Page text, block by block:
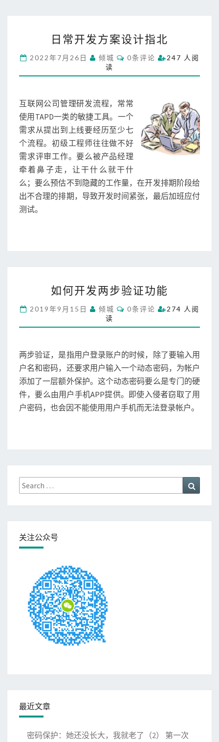
常
发
方
计
指
北
日常开发方案设计指北
2022年7月26日 倾城
C
O
M
T
S
0条评论
247 人阅
读
互联网公司管理研发流程，常常
使用TAPD一类的敏捷工具。一个
需求从提出到上线要经历至少七
个流程。初级工程师往往做不好
需求评审工作。要么被产品经理
牵着鼻子走，让干什么就干什
么；要么预估不到隐藏的工作量，在开发排期阶段给
出不合理的排期，导致开发时间紧张，最后加班应付
测试。
何
发
两
证
功
能
如何开发两步验证功能
2019年9月15日 倾城
C
O
M
T
S
0条评论
274 人阅
读
两步验证，是指用户登录账户的时候，除了要输入用
户名和密码，还要求用户输入一个动态密码，为帐户
添加了一层额外保护。这个动态密码要么是专门的硬
件，要么由用户手机APP提供。即使入侵者窃取了用
户密码，也会因不能使用用户手机而无法登录帐户。
Search
for:
关注公众号
最近文章
密码保护：她还没长大，我就老了（2） 第一次